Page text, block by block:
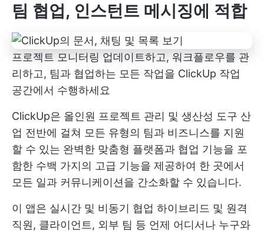
팀 협업, 인스턴트 메시징에 적합
프로젝트 모니터링 업데이트하고, 워크플로우를 관
리하고, 팀과 협업하는 모든 작업을 ClickUp 작업
공간에서 수행하세요
ClickUp은 올인원 프로젝트 관리 및 생산성 도구 산
업 전반에 걸쳐 모든 유형의 팀과 비즈니스를 지원
할 수 있는 완벽한 맞춤형 플랫폼과 협업 기능을 포
함한 수백 가지의 고급 기능을 제공하여 한 곳에서
모든 일과 커뮤니케이션을 간소화할 수 있습니다.
이 앱은 실시간 및 비동기 협업 하이브리드 및 원격
직원, 클라이언트, 외부 팀 등 언제 어디서나 누구와